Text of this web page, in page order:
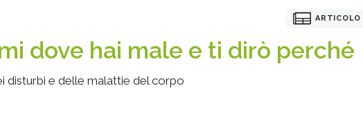
ARTICOLO
dove hai male e ti dirò perché
disturbi e delle malattie del corpo